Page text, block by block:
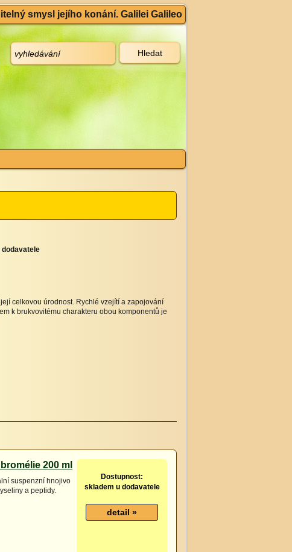
smysl jejího konání. Galilei Galileo
celkovou úrodnost. Rychlé vzejítí a zapojování
k brukvovitému charakteru obou komponentů je
200 ml
suspenzní hnojivo
a peptidy.
Dostupnost:
skladem u dodavatele